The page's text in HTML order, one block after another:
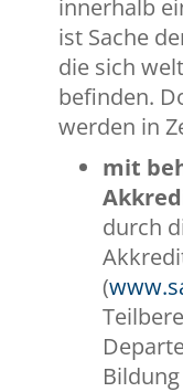
innerhalb
ist Sache
die sich
befinden.
werden in
mit
durch
(